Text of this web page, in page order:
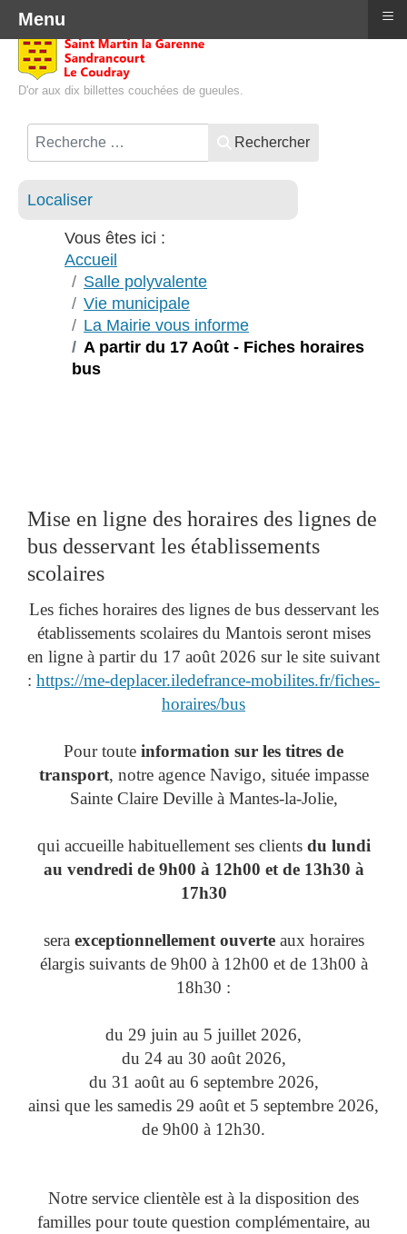
D'or aux dix billettes couchées de gueules.
Rechercher
Localiser
Vous êtes ici :
Accueil
Salle polyvalente
Vie municipale
La Mairie vous informe
A partir du 17 Août - Fiches horaires
bus
Mise en ligne des horaires des lignes de
bus desservant les établissements
scolaires
Les fiches horaires des lignes de bus desservant les
établissements scolaires du Mantois seront mises
en ligne à partir du 17 août 2026 sur le site suivant
: https://me-deplacer.iledefrance-mobilites.fr/fiches-
horaires/bus
Pour toute information sur les titres de
transport, notre agence Navigo, située impasse
Sainte Claire Deville à Mantes-la-Jolie,
qui accueille habituellement ses clients du lundi
au vendredi de 9h00 à 12h00 et de 13h30 à
17h30
sera exceptionnellement ouverteaux horaires
élargis suivants de 9h00 à 12h00 et de 13h00 à
18h30 :
du 29 juin au 5 juillet 2026,
du 24 au 30 août 2026,
du 31 août au 6 septembre 2026,
ainsi que les samedis 29 août et 5 septembre 2026,
de 9h00 à 12h30.
Notre service clientèle est à la disposition des
familles pour toute question complémentaire, au
Menu ≡